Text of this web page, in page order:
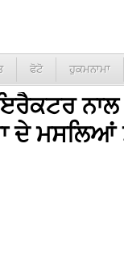
ਫੋਟੋ ਹੁਕਮਨਾਮਾ
ਦੇ